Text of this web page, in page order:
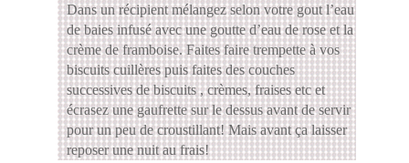
Dans un récipient mélangez selon votre gout l’eau
de baies infusé avec une goutte d’eau de rose et la
crème de framboise. Faites faire trempette à vos
biscuits cuillères puis faites des couches
successives de biscuits , crèmes, fraises etc et
écrasez une gaufrette sur le dessus avant de servir
pour un peu de croustillant! Mais avant ça laisser
reposer une nuit au frais!